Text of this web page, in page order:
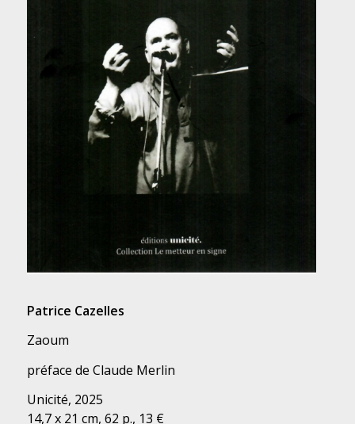
Patrice Cazelles
Zaoum
préface de Claude Merlin
Unicité, 2025
14,7 x 21 cm, 62 p., 13 €